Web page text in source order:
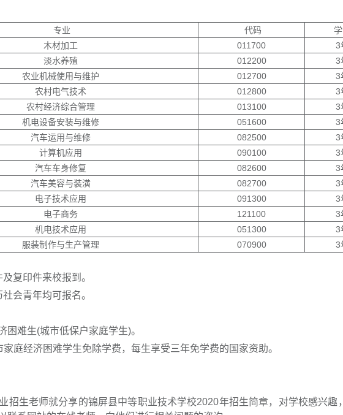
专业 代码
木材加工 011700
3
淡水养殖 012200
3
农业机械使用与维护 012700
3
农村电气技术 012800
3
农村经济综合管理 013100
3
机电设备安装与维修 051600
3
汽车运用与维修 082500
3
计算机应用 090100
3
汽车车身修复 082600
3
汽车美容与装潢 082700
3
电子技术应用 091300
3
电子商务 121100
3
机电技术应用 051300
3
服装制作与生产管理 070900 3
复印件来校报到。
会青年均可报名。
难生(城市低保户家庭学生)。
庭经济困难学生免除学费，每生享受三年免学费的国家资助。
招生老师就分享的锦屏县中等职业技术学校2020年招生简章，对学校感兴趣